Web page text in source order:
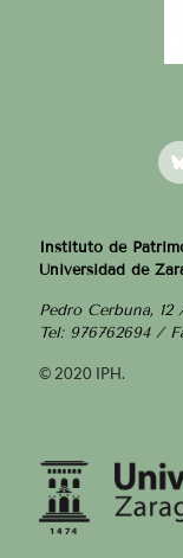
Instituto de
Universidad de
Pedro Cerbuna,
Tel: 976762694 /
© 2020 IPH.